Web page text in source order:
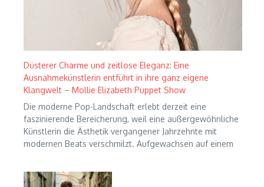
Düsterer Charme und zeitlose Eleganz: Eine
Ausnahmekünstlerin entführt in ihre ganz eigene
Klangwelt – Mollie Elizabeth Puppet Show
Die moderne Pop-Landschaft erlebt derzeit eine
faszinierende Bereicherung, weil eine außergewöhnliche
Künstlerin die Ästhetik vergangener Jahrzehnte mit
modernen Beats verschmilzt. Aufgewachsen auf einem